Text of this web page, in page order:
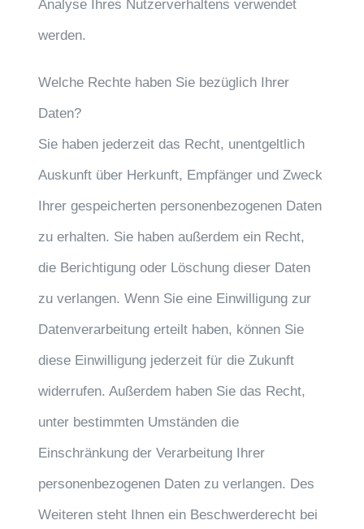
Analyse Ihres Nutzerverhaltens verwendet
werden.
Welche Rechte haben Sie bezüglich Ihrer
Daten?
Sie haben jederzeit das Recht, unentgeltlich
Auskunft über Herkunft, Empfänger und Zweck
Ihrer gespeicherten personenbezogenen Daten
zu erhalten. Sie haben außerdem ein Recht,
die Berichtigung oder Löschung dieser Daten
zu verlangen. Wenn Sie eine Einwilligung zur
Datenverarbeitung erteilt haben, können Sie
diese Einwilligung jederzeit für die Zukunft
widerrufen. Außerdem haben Sie das Recht,
unter bestimmten Umständen die
Einschränkung der Verarbeitung Ihrer
personenbezogenen Daten zu verlangen. Des
Weiteren steht Ihnen ein Beschwerderecht bei